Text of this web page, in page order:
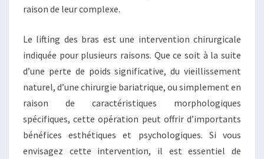
raison de leur complexe.
Le lifting des bras est une intervention chirurgicale
indiquée pour plusieurs raisons. Que ce soit à la suite
d’une perte de poids significative, du vieillissement
naturel, d’une chirurgie bariatrique, ou simplement en
raison de caractéristiques morphologiques
spécifiques, cette opération peut offrir d’importants
bénéfices esthétiques et psychologiques. Si vous
envisagez cette intervention, il est essentiel de